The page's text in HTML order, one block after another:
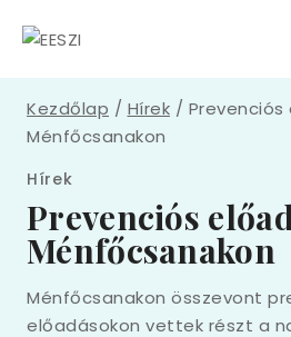
Kezdőlap / Hírek / Prevenciós
Ménfőcsanakon
Hírek
Prevenciós
Ménfőcsanakon
Ménfőcsanakon összevont
előadásokon vettek részt a